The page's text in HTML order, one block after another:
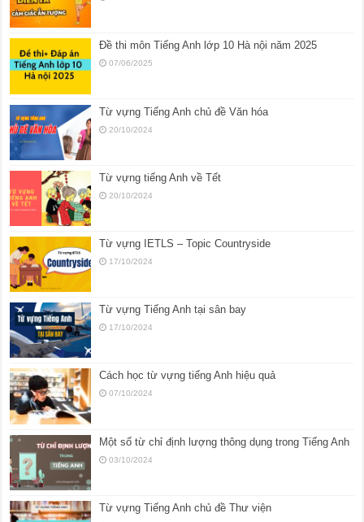
Đề thi môn Tiếng Anh lớp 10 Hà nội năm 2025
07/06/2025
Từ vựng Tiếng Anh chủ đề Văn hóa
20/10/2024
Từ vựng tiếng Anh về Tết
20/10/2024
Từ vựng IETLS – Topic Countryside
17/10/2024
Từ vựng Tiếng Anh tại sân bay
17/10/2024
Cách học từ vựng tiếng Anh hiệu quả
07/10/2024
Một số từ chỉ định lượng thông dụng trong Tiếng Anh
03/10/2024
Từ vựng Tiếng Anh chủ đề Thư viện